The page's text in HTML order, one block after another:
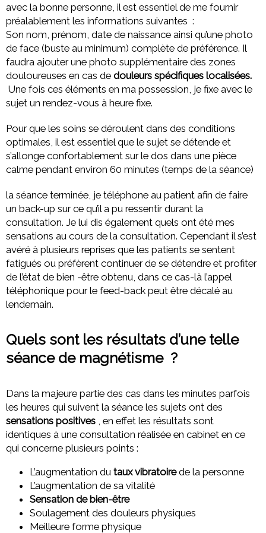
avec la bonne personne, il est essentiel de me fournir
préalablement les informations suivantes :
Son nom, prénom, date de naissance ainsi qu’une photo
de face (buste au minimum) complète de préférence. Il
faudra ajouter une photo supplémentaire des zones
douloureuses en cas de douleurs spécifiques localisées.
Une fois ces éléments en ma possession, je fixe avec le
sujet un rendez-vous à heure fixe.
Pour que les soins se déroulent dans des conditions
optimales, il est essentiel que le sujet se détende et
s’allonge confortablement sur le dos dans une pièce
calme pendant environ 60 minutes (temps de la séance)
la séance terminée, je téléphone au patient afin de faire
un back-up sur ce qu’il a pu ressentir durant la
consultation. Je lui dis également quels ont été mes
sensations au cours de la consultation. Cependant il s’est
avéré à plusieurs reprises que les patients se sentent
fatigués ou préfèrent continuer de se détendre et profiter
de l’état de bien -être obtenu, dans ce cas-là l’appel
téléphonique pour le feed-back peut être décalé au
lendemain.
Quels sont les résultats d’une telle
séance de magnétisme ?
Dans la majeure partie des cas dans les minutes parfois
les heures qui suivent la séance les sujets ont des
sensations positives , en effet les résultats sont
identiques à une consultation réalisée en cabinet en ce
qui concerne plusieurs points :
L’augmentation du taux vibratoirede la personne
L’augmentation de sa vitalité
Sensation de bien-être
Soulagement des douleurs physiques
Meilleure forme physique